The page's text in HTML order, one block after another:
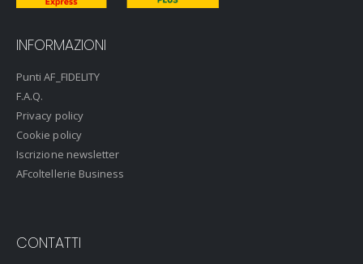
INFORMAZIONI
Punti AF_FIDELITY
F.A.Q.
Privacy policy
Cookie policy
Iscrizione newsletter
AFcoltellerie Business
CONTATTI